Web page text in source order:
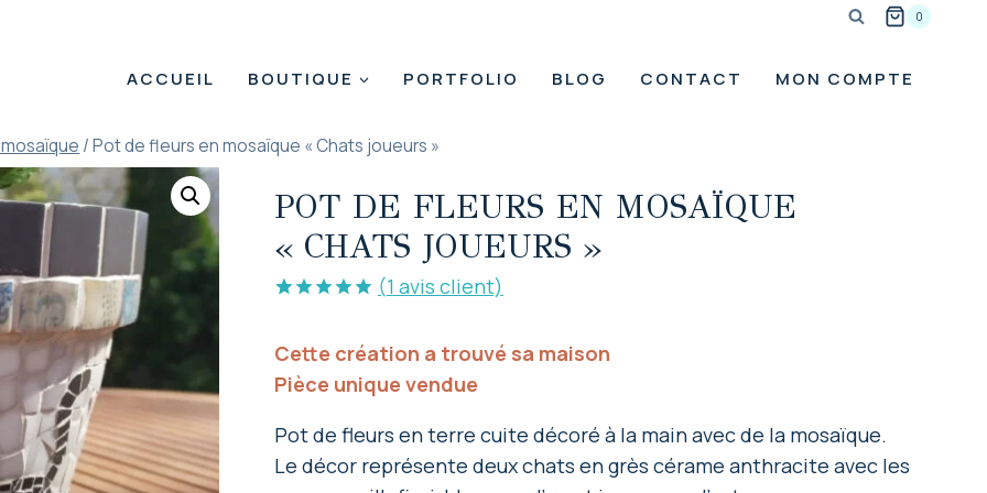
0
ACCUEIL BOUTIQUE PORTFOLIO BLOG CONTACT MON COMPTE
/ Pot de fleurs en mosaïque « Chats joueurs »
POT DE FLEURS EN MOSAÏQUE
« CHATS JOUEURS »
surnotation
client
(1 avis client)
Cette création a trouvé sa maison
Pièce unique vendue
Pot de fleurs en terre cuite décoré à la main avec de la mosaïque.
Le décor représente deux chats en grès cérame anthracite avec les